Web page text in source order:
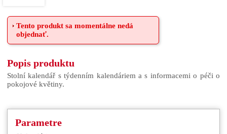
Tento produkt sa momentálne nedá
objednať.
Popis produktu
Stolní kalendář s týdenním kalendáriem a s informacemi o péči o
pokojové květiny.
Parametre